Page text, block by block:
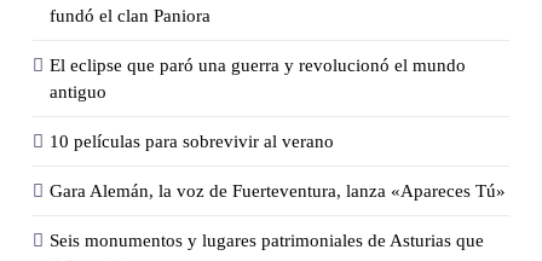
fundó el clan Paniora
El eclipse que paró una guerra y revolucionó el mundo
antiguo
10 películas para sobrevivir al verano
Gara Alemán, la voz de Fuerteventura, lanza «Apareces Tú»
Seis monumentos y lugares patrimoniales de Asturias que